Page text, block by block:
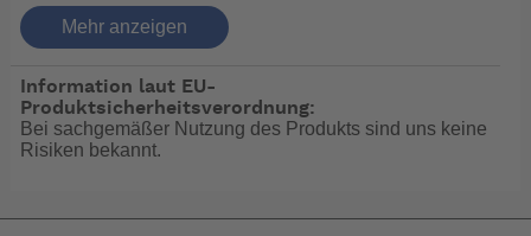
50-406 20 x 2.00
54-406 20 x 2.10
60-406 20 x 2.35
62-406 20 x 2.50
54-428 20 x 2.00
Mehr anzeigen
Information laut EU-
Produktsicherheitsverordnung:
Bei sachgemäßer Nutzung des Produkts sind uns keine
Risiken bekannt.